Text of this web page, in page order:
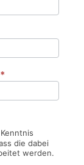
*
die dabei
werden.